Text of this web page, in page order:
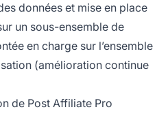
données et mise en place
un sous-ensemble de
en charge sur l’ensemble
(amélioration continue
de Post Affiliate Pro